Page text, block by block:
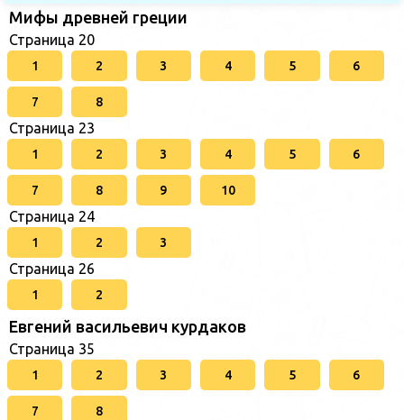
Мифы древней греции
Страница 20
1 2 3 4 5 6
7 8
Страница 23
1 2 3 4 5 6
7 8 9 10
Страница 24
1 2 3
Страница 26
1 2
Евгений васильевич курдаков
Страница 35
1 2 3 4 5 6
7 8